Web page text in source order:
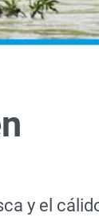
y el